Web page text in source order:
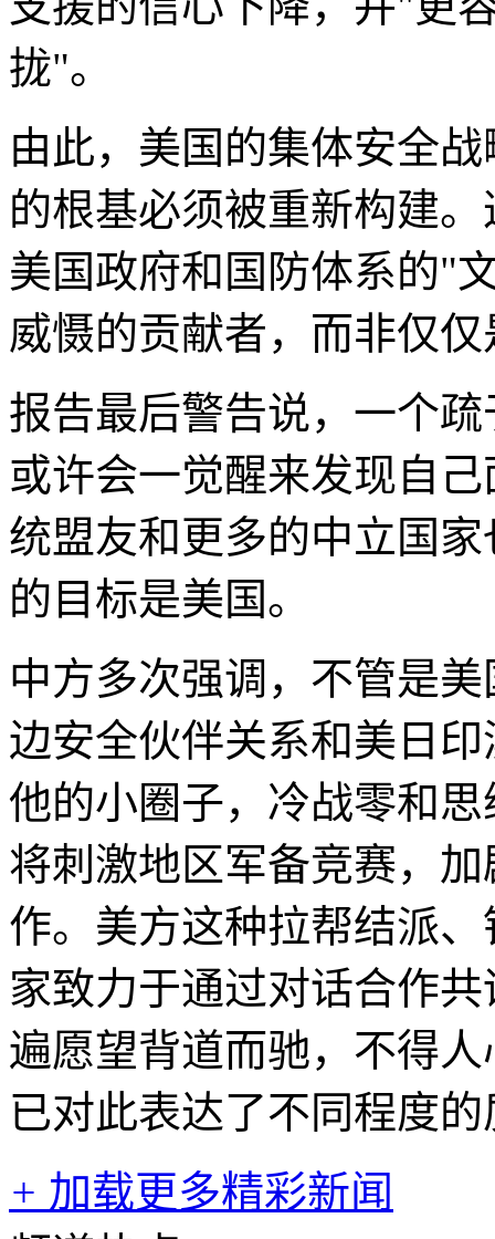
拢"。
由此，美国的集体安全
的根基必须被重新构建
美国政府和国防体系的"
威慑的贡献者，而非仅
报告最后警告说，一个
或许会一觉醒来发现自
统盟友和更多的中立国
的目标是美国。
中方多次强调，不管是
边安全伙伴关系和美日
他的小圈子，冷战零和
将刺激地区军备竞赛，
作。美方这种拉帮结派
家致力于通过对话合作
遍愿望背道而驰，不得
已对此表达了不同程度
+ 加载更多精彩新闻